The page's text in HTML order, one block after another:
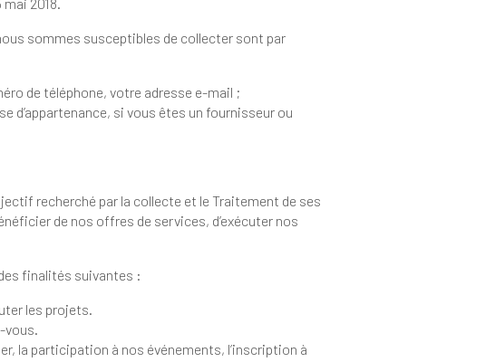
et prénom, votre adresse, votre numéro de téléphone, votre adresse e-mail ;
Le Traitement de vos Données Personnelles tend à répondre notamment à une ou plusieurs des finalités suivantes :
Permettre l’exécution et la gestion administratives et commerciales des contrats, exécuter les projets.
vous.
à